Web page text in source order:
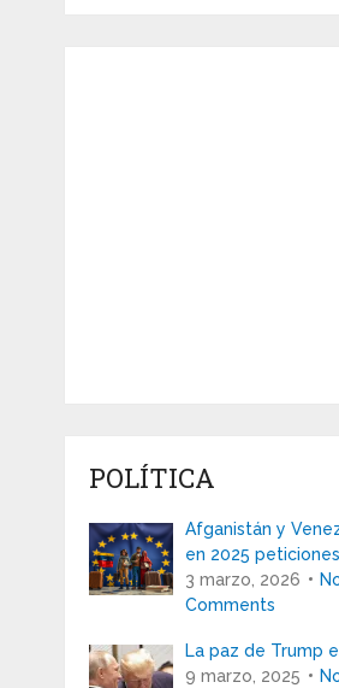
POLÍTICA
Afganistán y
en 2025
3 marzo, 2026
Comments
La paz de Trump
9 marzo, 2025